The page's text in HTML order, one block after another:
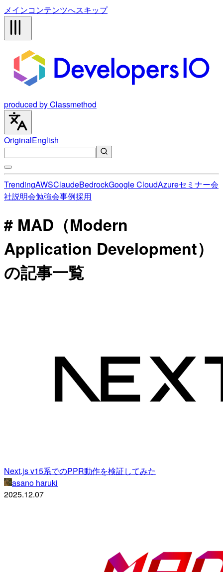
メインコンテンツへスキップ
produced by Classmethod
OriginalEnglish
TrendingAWSClaudeBedrockGoogle CloudAzureセミナー会
社説明会勉強会事例採用
# MAD（Modern
Application Development）
の記事一覧
Next.js v15系でのPPR動作を検証してみた
asano haruki
2025.12.07